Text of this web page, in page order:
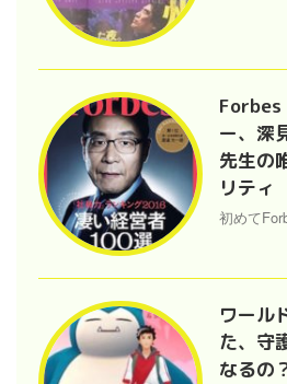
Forbes
ー、深
先生の
リティ
初めて
ワール
た、守
なるの